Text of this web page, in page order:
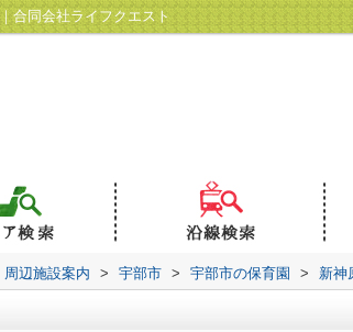
合同会社ライフクエスト
周辺施設案内 > 宇部市 > 宇部市の保育園 > 新神